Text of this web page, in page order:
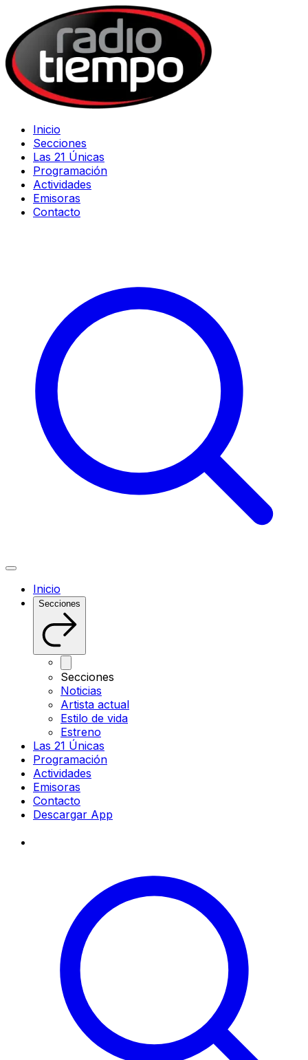
Inicio
Secciones
Las 21 Únicas
Programación
Actividades
Emisoras
Contacto
Inicio
Secciones
Secciones
Noticias
Artista actual
Estilo de vida
Estreno
Las 21 Únicas
Programación
Actividades
Emisoras
Contacto
Descargar App